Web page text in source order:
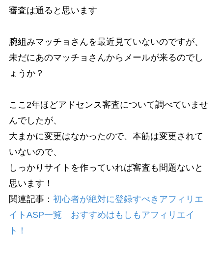
審査は通ると思います
腕組みマッチョさんを最近見ていないのですが、
未だにあのマッチョさんからメールが来るのでし
ょうか？
ここ2年ほどアドセンス審査について調べていませ
んでしたが、
大まかに変更はなかったので、本筋は変更されて
いないので、
しっかりサイトを作っていれば審査も問題ないと
思います！
関連記事： 初心者が絶対に登録すべきアフィリエ
イトASP一覧 おすすめはもしもアフィリエイ
ト！